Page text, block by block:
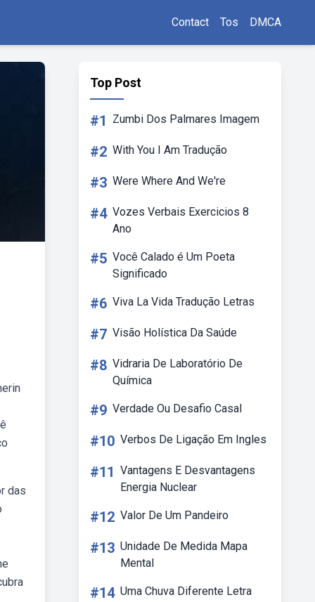
Contact Tos DMCA
das
Top Post
#1 Zumbi Dos Palmares Imagem
#2 With You I Am Tradução
#3 Were Where And We're
#4 Vozes Verbais Exercicios 8
Ano
#5 Você Calado é Um Poeta
Significado
#6 Viva La Vida Tradução Letras
#7 Visão Holística Da Saúde
#8 Vidraria De Laboratório De
Química
#9 Verdade Ou Desafio Casal
#10 Verbos De Ligação Em Ingles
#11 Vantagens E Desvantagens
Energia Nuclear
#12 Valor De Um Pandeiro
#13 Unidade De Medida Mapa
Mental
#14 Uma Chuva Diferente Letra